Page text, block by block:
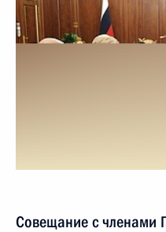
Совещание с членами